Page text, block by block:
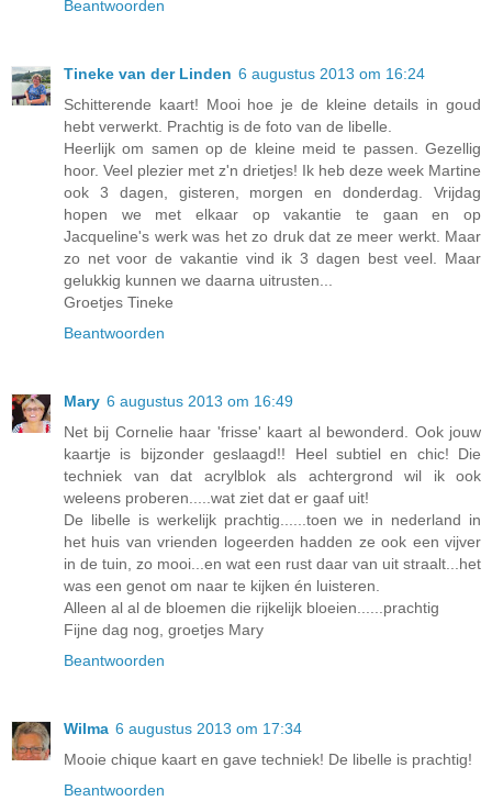
Beantwoorden
Tineke van der Linden 6 augustus 2013 om 16:24
Schitterende kaart! Mooi hoe je de kleine details in goud
hebt verwerkt. Prachtig is de foto van de libelle.
Heerlijk om samen op de kleine meid te passen. Gezellig
hoor. Veel plezier met z'n drietjes! Ik heb deze week Martine
ook 3 dagen, gisteren, morgen en donderdag. Vrijdag
hopen we met elkaar op vakantie te gaan en op
Jacqueline's werk was het zo druk dat ze meer werkt. Maar
zo net voor de vakantie vind ik 3 dagen best veel. Maar
gelukkig kunnen we daarna uitrusten...
Groetjes Tineke
Beantwoorden
Mary 6 augustus 2013 om 16:49
Net bij Cornelie haar 'frisse' kaart al bewonderd. Ook jouw
kaartje is bijzonder geslaagd!! Heel subtiel en chic! Die
techniek van dat acrylblok als achtergrond wil ik ook
weleens proberen.....wat ziet dat er gaaf uit!
De libelle is werkelijk prachtig......toen we in nederland in
het huis van vrienden logeerden hadden ze ook een vijver
in de tuin, zo mooi...en wat een rust daar van uit straalt...het
was een genot om naar te kijken én luisteren.
Alleen al al de bloemen die rijkelijk bloeien......prachtig
Fijne dag nog, groetjes Mary
Beantwoorden
Wilma 6 augustus 2013 om 17:34
Mooie chique kaart en gave techniek! De libelle is prachtig!
Beantwoorden